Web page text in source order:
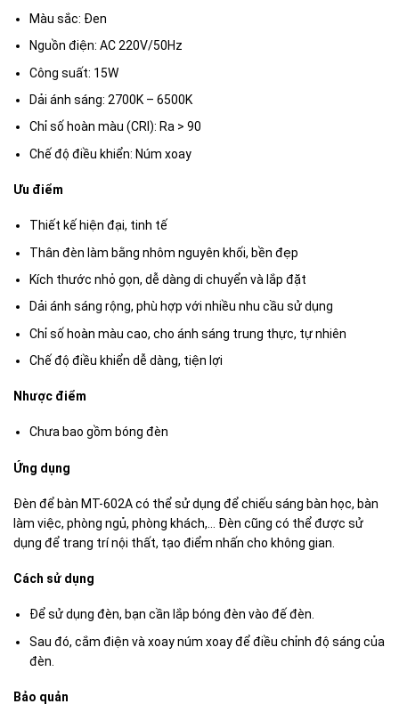
Màu sắc: Đen
Nguồn điện: AC 220V/50Hz
Công suất: 15W
Dải ánh sáng: 2700K – 6500K
Chỉ số hoàn màu (CRI): Ra > 90
Chế độ điều khiển: Núm xoay
Ưu điểm
Thiết kế hiện đại, tinh tế
Thân đèn làm bằng nhôm nguyên khối, bền đẹp
Kích thước nhỏ gọn, dễ dàng di chuyển và lắp đặt
Dải ánh sáng rộng, phù hợp với nhiều nhu cầu sử dụng
Chỉ số hoàn màu cao, cho ánh sáng trung thực, tự nhiên
Chế độ điều khiển dễ dàng, tiện lợi
Nhược điểm
Chưa bao gồm bóng đèn
Ứng dụng
Đèn để bàn MT-602A có thể sử dụng để chiếu sáng bàn học, bàn
làm việc, phòng ngủ, phòng khách,… Đèn cũng có thể được sử
dụng để trang trí nội thất, tạo điểm nhấn cho không gian.
Cách sử dụng
Để sử dụng đèn, bạn cần lắp bóng đèn vào đế đèn.
Sau đó, cắm điện và xoay núm xoay để điều chỉnh độ sáng của
đèn.
Bảo quản